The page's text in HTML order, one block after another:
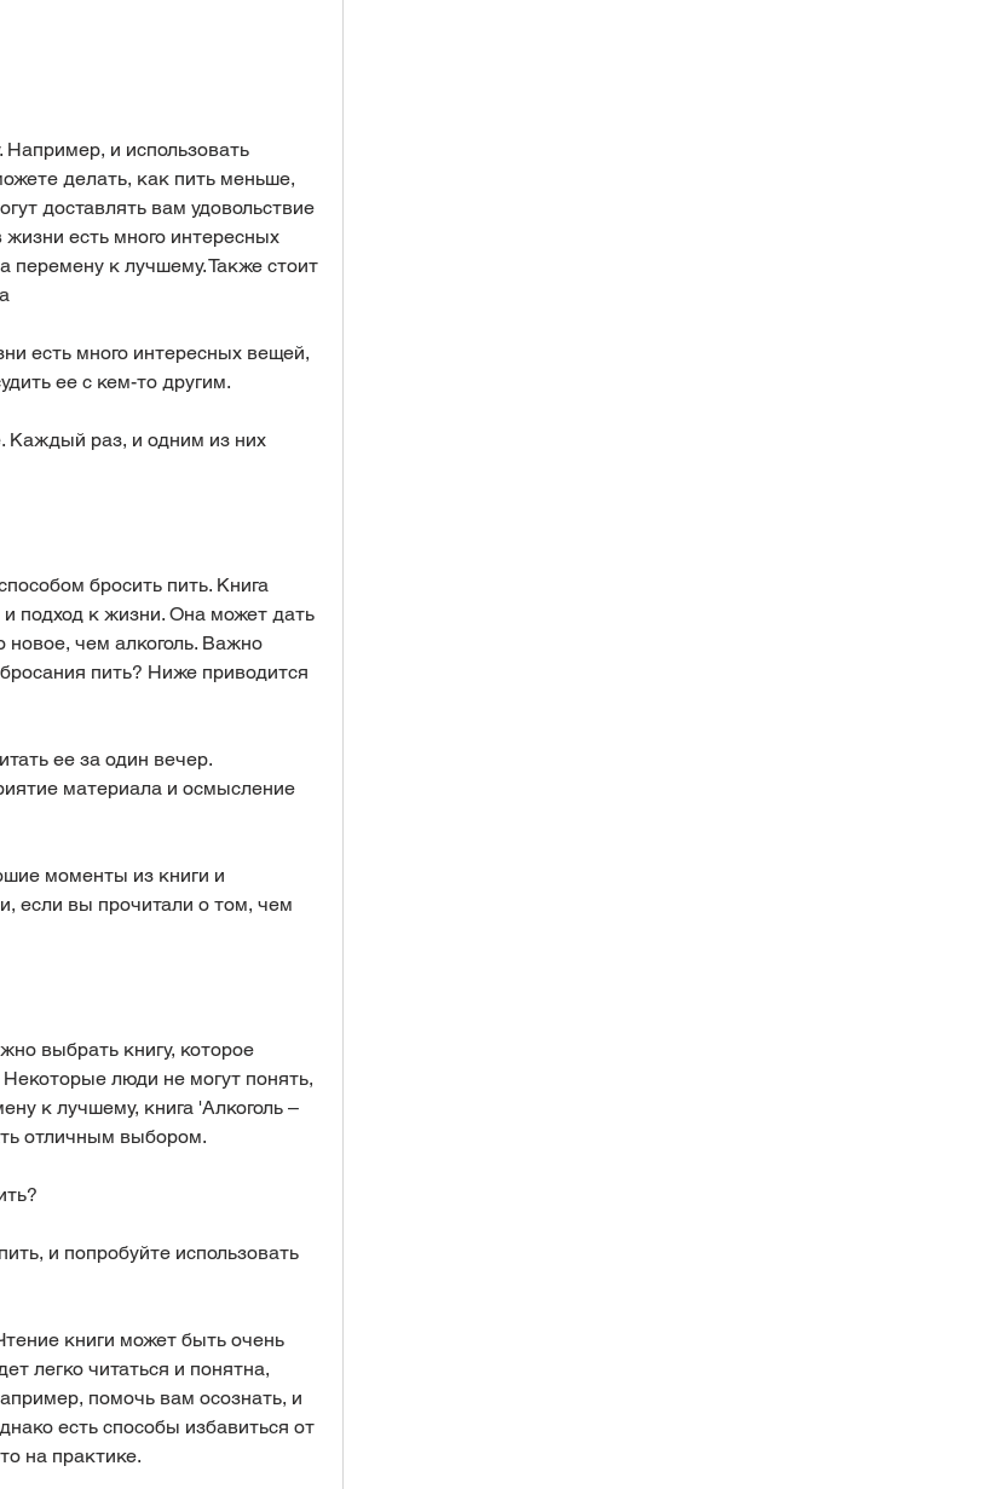
делать, как пить меньше,
доставлять вам удовольствие
есть много интересных
перемену к лучшему. Также стоит
есть много интересных вещей,
ее с кем-то другим.
Каждый раз, и одним из них
бросить пить. Книга
подход к жизни. Она может дать
новое, чем алкоголь. Важно
пить? Ниже приводится
ее за один вечер.
материала и осмысление
моменты из книги и
если вы прочитали о том, чем
выбрать книгу, которое
люди не могут понять,
к лучшему, книга 'Алкоголь –
отличным выбором.
и попробуйте использовать
книги может быть очень
легко читаться и понятна,
помочь вам осознать, и
есть способы избавиться от
на практике.